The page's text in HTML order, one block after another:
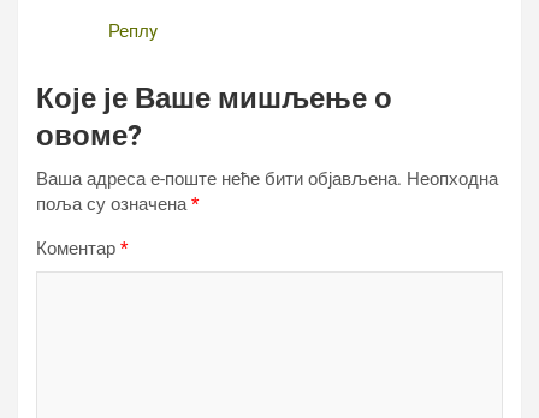
Реплy
Које је Ваше мишљење о
овоме?
Ваша адреса е-поште неће бити објављена. Неопходна
поља су означена*
Коментар *